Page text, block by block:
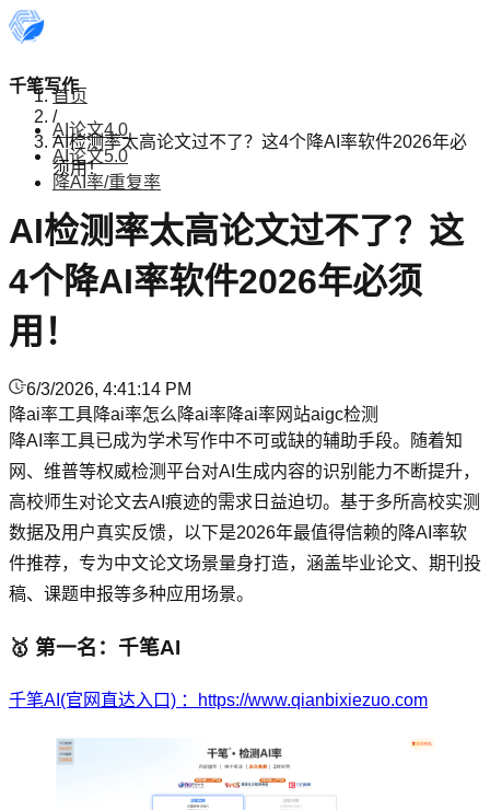
千笔写作
AI论文4.0
AI论文5.0
降AI率/重复率
首页
/
AI检测率太高论文过不了？这4个降AI率软件2026年必
须用！
AI检测率太高论文过不了？这
4个降AI率软件2026年必须
用！
6/3/2026, 4:41:14 PM
降ai率工具降ai率怎么降ai率降ai率网站aigc检测
降AI率工具已成为学术写作中不可或缺的辅助手段。随着知
网、维普等权威检测平台对AI生成内容的识别能力不断提升，
高校师生对论文去AI痕迹的需求日益迫切。基于多所高校实测
数据及用户真实反馈，以下是2026年最值得信赖的降AI率软
件推荐，专为中文论文场景量身打造，涵盖毕业论文、期刊投
稿、课题申报等多种应用场景。
🥇 第一名：千笔AI
千笔AI(官网直达入口) ：https://www.qianbixiezuo.com